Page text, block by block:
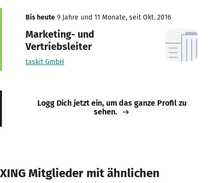
Bis heute 9 Jahre und 11 Monate, seit Okt. 2016
Marketing- und
Vertriebsleiter
taskit GmbH
Logg Dich jetzt ein, um das ganze Profil zu
sehen.
XING Mitglieder mit ähnlichen